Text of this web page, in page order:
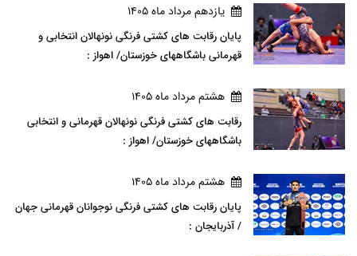
يازدهم مرداد ماه 1405
پایان رقابت های کشتی فرنگی نونهالان انتخابی و
قهرمانی باشگاههای خوزستان/ اهواز :
هشتم مرداد ماه 1405
رقابت های کشتی فرنگی نونهالان قهرمانی و انتخابی
باشگاههای خوزستان/ اهواز :
هشتم مرداد ماه 1405
پایان رقابت های کشتی فرنگی نوجوانان قهرمانی جهان
/ آذربایجان :